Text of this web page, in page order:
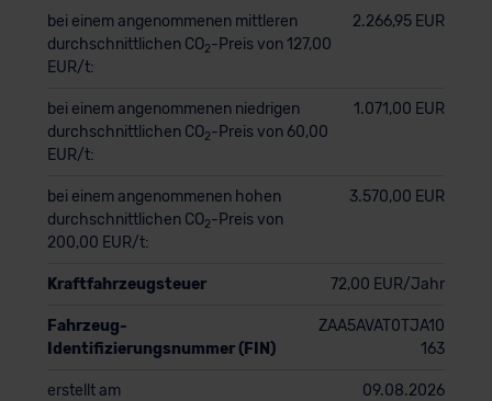
bei einem angenommenen mittleren
durchschnittlichen CO2-Preis von 127,00
EUR/t:
2.266,95 EUR
bei einem angenommenen niedrigen
durchschnittlichen CO2-Preis von 60,00
EUR/t:
1.071,00 EUR
bei einem angenommenen hohen
durchschnittlichen CO2-Preis von
200,00 EUR/t:
3.570,00 EUR
Kraftfahrzeugsteuer 72,00 EUR/Jahr
Fahrzeug-
Identifizierungsnummer (FIN)
ZAA5AVAT0TJA10
163
erstellt am 09.08.2026